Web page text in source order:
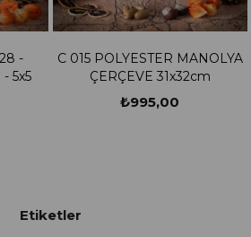
-
5x5
C 015 POLYESTER MANOLYA
ÇERÇEVE 31x32cm
₺995,00
Etiketler